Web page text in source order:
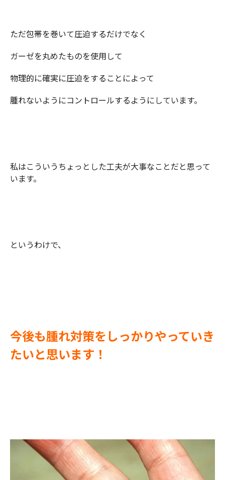
ただ包帯を巻いて圧迫するだけでなく
ガーゼを丸めたものを使用して
物理的に確実に圧迫をすることによって
腫れないようにコントロールするようにしています。
私はこういうちょっとした工夫が大事なことだと思って
います。
というわけで、
今後も腫れ対策をしっかりやっていき
たいと思います！